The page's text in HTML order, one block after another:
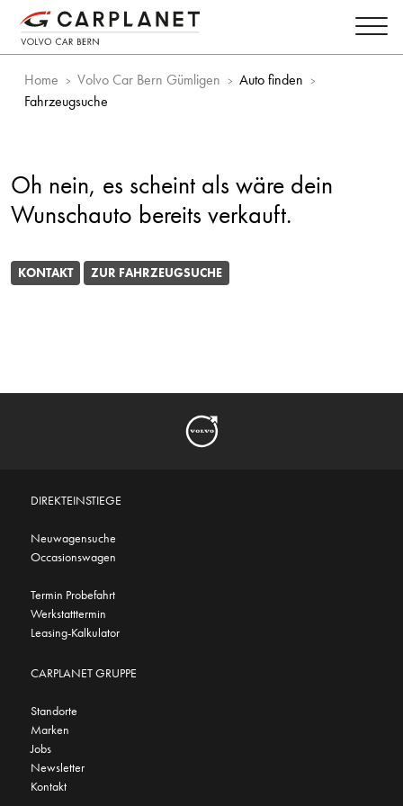
Home Volvo Car Bern Gümligen
Auto finden
Fahrzeugsuche
Oh nein, es scheint als wäre dein
Wunschauto bereits verkauft.
KONTAKT ZUR FAHRZEUGSUCHE
DIREKTEINSTIEGE
Neuwagensuche
Occasionswagen
Termin Probefahrt
Werkstatttermin
Leasing-Kalkulator
CARPLANET GRUPPE
Standorte
Marken
Jobs
Newsletter
Kontakt